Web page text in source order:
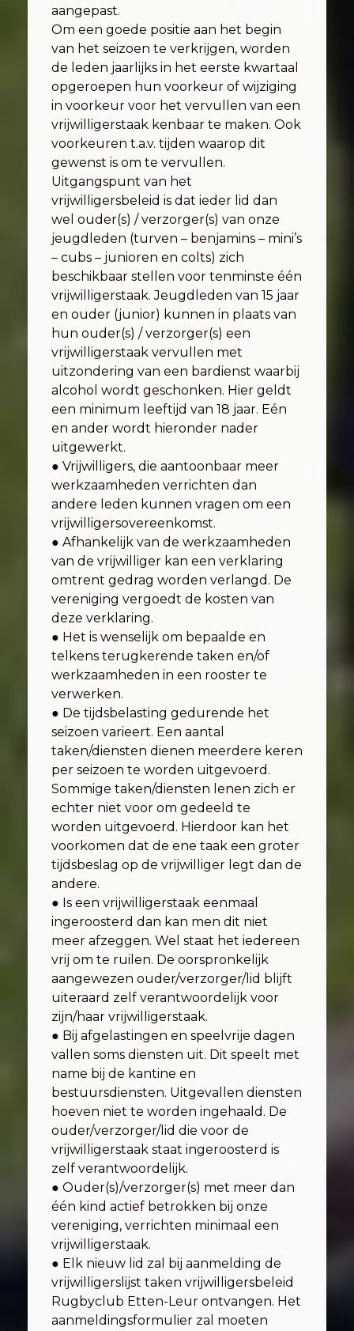
aangepast.
Om een goede positie aan het begin
van het seizoen te verkrijgen, worden
de leden jaarlijks in het eerste kwartaal
opgeroepen hun voorkeur of wijziging
in voorkeur voor het vervullen van een
vrijwilligerstaak kenbaar te maken. Ook
voorkeuren t.a.v. tijden waarop dit
gewenst is om te vervullen.
Uitgangspunt van het
vrijwilligersbeleid is dat ieder lid dan
wel ouder(s) / verzorger(s) van onze
jeugdleden (turven – benjamins – mini’s
– cubs – junioren en colts) zich
beschikbaar stellen voor tenminste één
vrijwilligerstaak. Jeugdleden van 15 jaar
en ouder (junior) kunnen in plaats van
hun ouder(s) / verzorger(s) een
vrijwilligerstaak vervullen met
uitzondering van een bardienst waarbij
alcohol wordt geschonken. Hier geldt
een minimum leeftijd van 18 jaar. Eén
en ander wordt hieronder nader
uitgewerkt.
● Vrijwilligers, die aantoonbaar meer
werkzaamheden verrichten dan
andere leden kunnen vragen om een
vrijwilligersovereenkomst.
● Afhankelijk van de werkzaamheden
van de vrijwilliger kan een verklaring
omtrent gedrag worden verlangd. De
vereniging vergoedt de kosten van
deze verklaring.
● Het is wenselijk om bepaalde en
telkens terugkerende taken en/of
werkzaamheden in een rooster te
verwerken.
● De tijdsbelasting gedurende het
seizoen varieert. Een aantal
taken/diensten dienen meerdere keren
per seizoen te worden uitgevoerd.
Sommige taken/diensten lenen zich er
echter niet voor om gedeeld te
worden uitgevoerd. Hierdoor kan het
voorkomen dat de ene taak een groter
tijdsbeslag op de vrijwilliger legt dan de
andere.
● Is een vrijwilligerstaak eenmaal
ingeroosterd dan kan men dit niet
meer afzeggen. Wel staat het iedereen
vrij om te ruilen. De oorspronkelijk
aangewezen ouder/verzorger/lid blijft
uiteraard zelf verantwoordelijk voor
zijn/haar vrijwilligerstaak.
● Bij afgelastingen en speelvrije dagen
vallen soms diensten uit. Dit speelt met
name bij de kantine en
bestuursdiensten. Uitgevallen diensten
hoeven niet te worden ingehaald. De
ouder/verzorger/lid die voor de
vrijwilligerstaak staat ingeroosterd is
zelf verantwoordelijk.
● Ouder(s)/verzorger(s) met meer dan
één kind actief betrokken bij onze
vereniging, verrichten minimaal een
vrijwilligerstaak.
● Elk nieuw lid zal bij aanmelding de
vrijwilligerslijst taken vrijwilligersbeleid
Rugbyclub Etten-Leur ontvangen. Het
aanmeldingsformulier zal moeten